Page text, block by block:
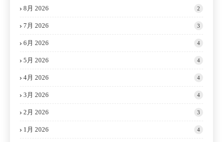
8月 2026 2
7月 2026 3
6月 2026 4
5月 2026 4
4月 2026 4
3月 2026 4
2月 2026 3
1月 2026 4